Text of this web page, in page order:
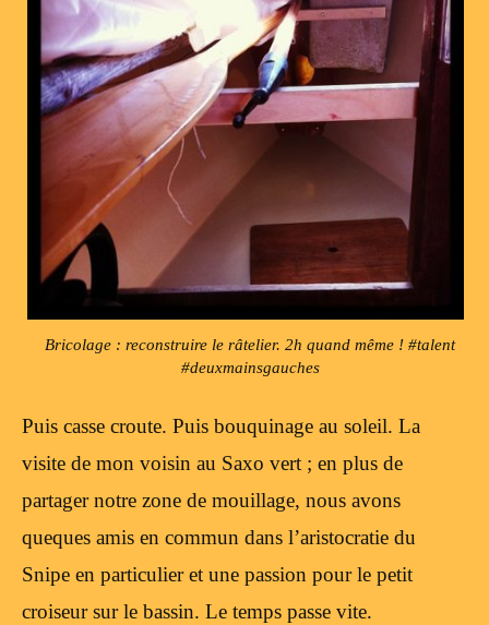
Bricolage : reconstruire le râtelier. 2h quand même ! #talent
#deuxmainsgauches
Puis casse croute. Puis bouquinage au soleil. La
visite de mon voisin au Saxo vert ; en plus de
partager notre zone de mouillage, nous avons
queques amis en commun dans l’aristocratie du
Snipe en particulier et une passion pour le petit
croiseur sur le bassin. Le temps passe vite.